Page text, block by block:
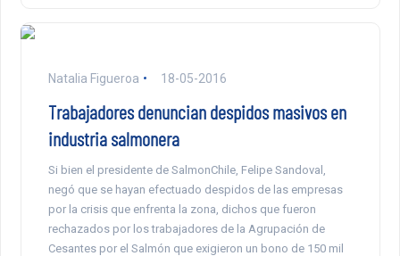
Natalia Figueroa 18-05-2016
Trabajadores denuncian despidos masivos en
industria salmonera
Si bien el presidente de SalmonChile, Felipe Sandoval,
negó que se hayan efectuado despidos de las empresas
por la crisis que enfrenta la zona, dichos que fueron
rechazados por los trabajadores de la Agrupación de
Cesantes por el Salmón que exigieron un bono de 150 mil